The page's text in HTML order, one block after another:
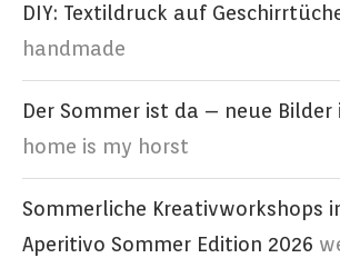
DIY: Textildruck auf
handmade
Der Sommer ist da – neue Bilder
home is my horst
Sommerliche Kreativworkshops
Aperitivo Sommer Edition 2026